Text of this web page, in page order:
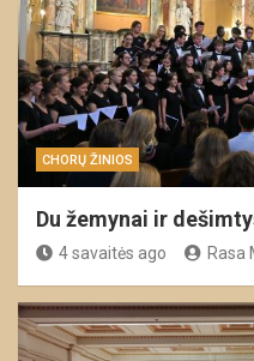
CHORŲ ŽINIOS
Du žemynai ir
4 savaitės ago Rasa